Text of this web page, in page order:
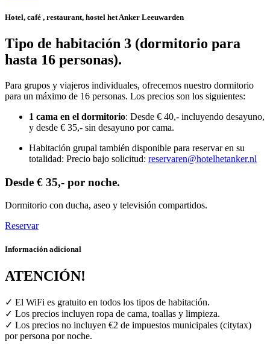
Hotel, café , restaurant, hostel het Anker Leeuwarden
Tipo de habitación 3 (dormitorio para
hasta 16 personas).
Para grupos y viajeros individuales, ofrecemos nuestro dormitorio
para un máximo de 16 personas. Los precios son los siguientes:
1 cama en el dormitorio: Desde € 40,- incluyendo desayuno,
y desde € 35,- sin desayuno por cama.
Habitación grupal también disponible para reservar en su
totalidad: Precio bajo solicitud: reservaren@hotelhetanker.nl
Desde € 35,- por noche.
Dormitorio con ducha, aseo y televisión compartidos.
Reservar
Información adicional
ATENCIÓN!
✓ El WiFi es gratuito en todos los tipos de habitación.
✓ Los precios incluyen ropa de cama, toallas y limpieza.
✓ Los precios no incluyen €2 de impuestos municipales (citytax)
por persona por noche.